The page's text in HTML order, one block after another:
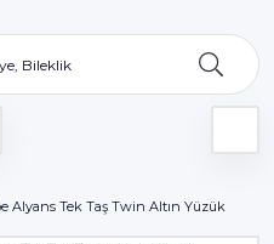
Alyans Tek Taş Twin Altın Yüzük